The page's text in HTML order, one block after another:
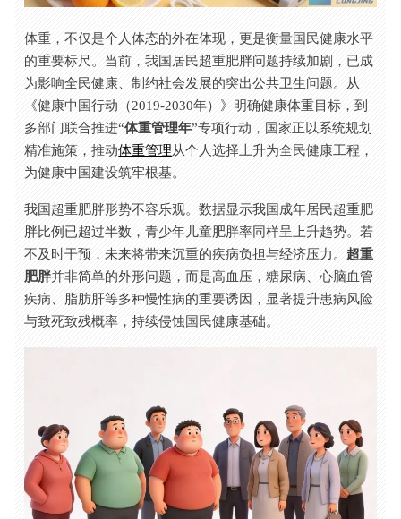
体重，不仅是个人体态的外在体现，更是衡量国民健康水平
的重要标尺。当前，我国居民超重肥胖问题持续加剧，已成
为影响全民健康、制约社会发展的突出公共卫生问题。从
《健康中国行动（2019-2030年）》明确健康体重目标，到
多部门联合推进“体重管理年”专项行动，国家正以系统规划
精准施策，推动体重管理从个人选择上升为全民健康工程，
为健康中国建设筑牢根基。
我国超重肥胖形势不容乐观。数据显示我国成年居民超重肥
胖比例已超过半数，青少年儿童肥胖率同样呈上升趋势。若
不及时干预，未来将带来沉重的疾病负担与经济压力。 超重
肥胖并非简单的外形问题，而是高血压，糖尿病、心脑血管
疾病、脂肪肝等多种慢性病的重要诱因，显著提升患病风险
与致死致残概率，持续侵蚀国民健康基础。